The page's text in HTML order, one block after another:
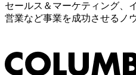
セールス＆マーケティング、
営業など事業を成功させるノ